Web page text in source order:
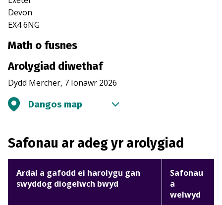
Devon
EX4 6NG
Math o fusnes
Arolygiad diwethaf
Dydd Mercher, 7 Ionawr 2026
Dangos map
Safonau ar adeg yr arolygiad
Ardal a gafodd ei harolygu gan
swyddog diogelwch bwyd
Safonau
a
welwyd